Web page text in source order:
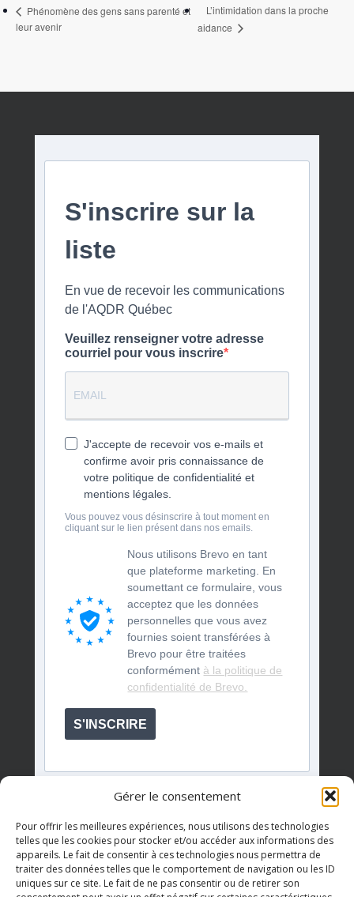
Gérer le consentement
Pour offrir les meilleures expériences, nous utilisons des technologies
telles que les cookies pour stocker et/ou accéder aux informations des
appareils. Le fait de consentir à ces technologies nous permettra de
traiter des données telles que le comportement de navigation ou les ID
uniques sur ce site. Le fait de ne pas consentir ou de retirer son
Phénomène des gens sans parenté et
leur avenir
L’intimidation dans la proche
aidance
S'inscrire sur la
liste
En vue de recevoir les communications
de l'AQDR Québec
Veuillez renseigner votre adresse
courriel pour vous inscrire
J'accepte de recevoir vos e-mails et
confirme avoir pris connaissance de
votre politique de confidentialité et
mentions légales.
Vous pouvez vous désinscrire à tout moment en
cliquant sur le lien présent dans nos emails.
Nous utilisons Brevo en tant
que plateforme marketing. En
soumettant ce formulaire, vous
acceptez que les données
personnelles que vous avez
fournies soient transférées à
Brevo pour être traitées
conformément à la politique de
confidentialité de Brevo.
S'INSCRIRE
Événements à venir